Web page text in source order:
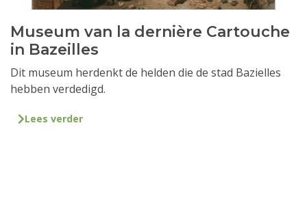
Museum van la dernière Cartouche
in Bazeilles
Dit museum herdenkt de helden die de stad Bazielles
hebben verdedigd.
Lees verder